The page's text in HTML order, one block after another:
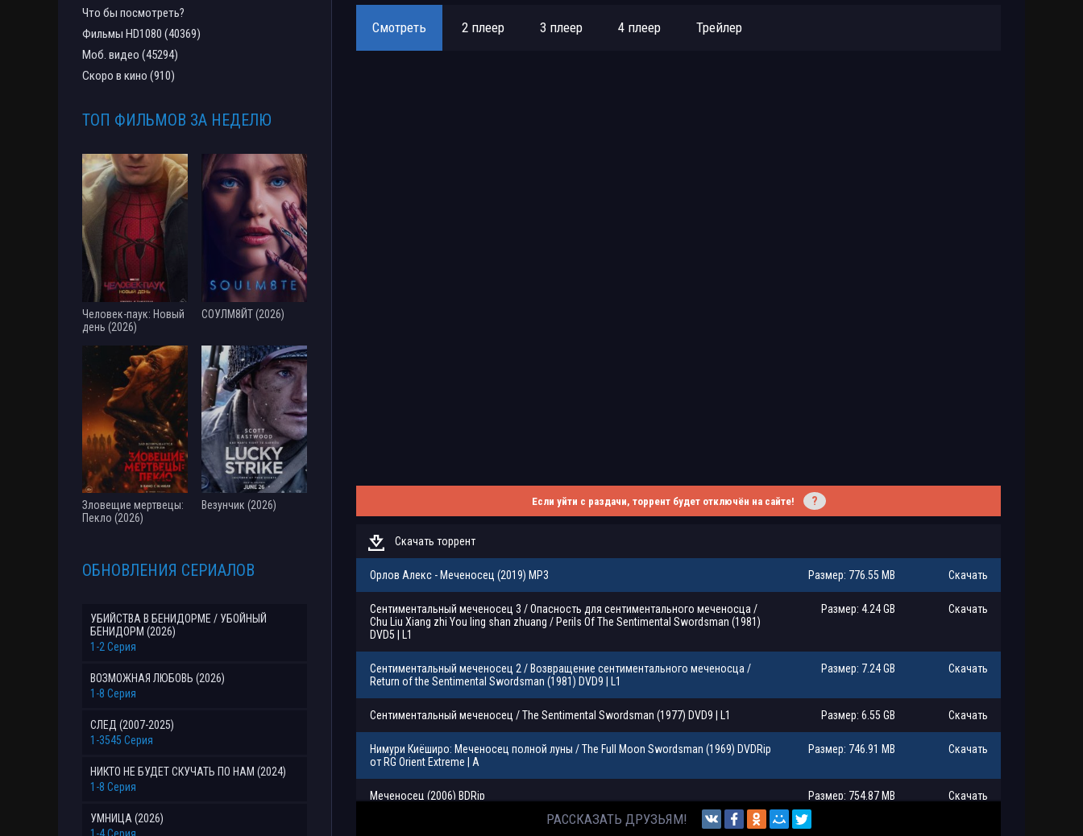
Смотреть 2 плеер 3 плеер 4 плеер Трейлер
Если уйти с раздачи, торрент будет отключён на сайте! ?
Скачать торрент
Орлов Алекс - Меченосец (2019) МР3 Размер: 776.55 MB Скачать
Сентиментальный меченосец 3 / Опасность для сентиментального меченосца /
Chu Liu Xiang zhi You ling shan zhuang / Perils Of The Sentimental Swordsman (1981)
DVD5 | L1
Размер: 4.24 GB Скачать
Сентиментальный меченосец 2 / Возвращение сентиментального меченосца /
Return of the Sentimental Swordsman (1981) DVD9 | L1
Размер: 7.24 GB Скачать
Сентиментальный меченосец / The Sentimental Swordsman (1977) DVD9 | L1 Размер: 6.55 GB Скачать
Нимури Киёширо: Меченосец полной луны / The Full Moon Swordsman (1969) DVDRip
от RG Orient Extreme | A
Размер: 746.91 MB Скачать
Меченосец (2006) BDRip Размер: 754.87 MB Скачать
Новый однорукий меченосец / Xin du bi dao / The New One-Armed Swordsman
РАССКАЗАТЬ ДРУЗЬЯМ!
Что бы посмотреть?
Фильмы HD1080 (40369)
Моб. видео (45294)
Скоро в кино (910)
ТОП ФИЛЬМОВ ЗА НЕДЕЛЮ
Человек-паук: Новый
день (2026)
СОУЛМ8ЙТ (2026)
Зловещие мертвецы:
Пекло (2026)
Везунчик (2026)
ОБНОВЛЕНИЯ СЕРИАЛОВ
УБИЙСТВА В БЕНИДОРМЕ / УБОЙНЫЙ
БЕНИДОРМ (2026)
1-2 Серия
ВОЗМОЖНАЯ ЛЮБОВЬ (2026)
1-8 Серия
СЛЕД (2007-2025)
1-3545 Серия
НИКТО НЕ БУДЕТ СКУЧАТЬ ПО НАМ (2024)
1-8 Серия
УМНИЦА (2026)